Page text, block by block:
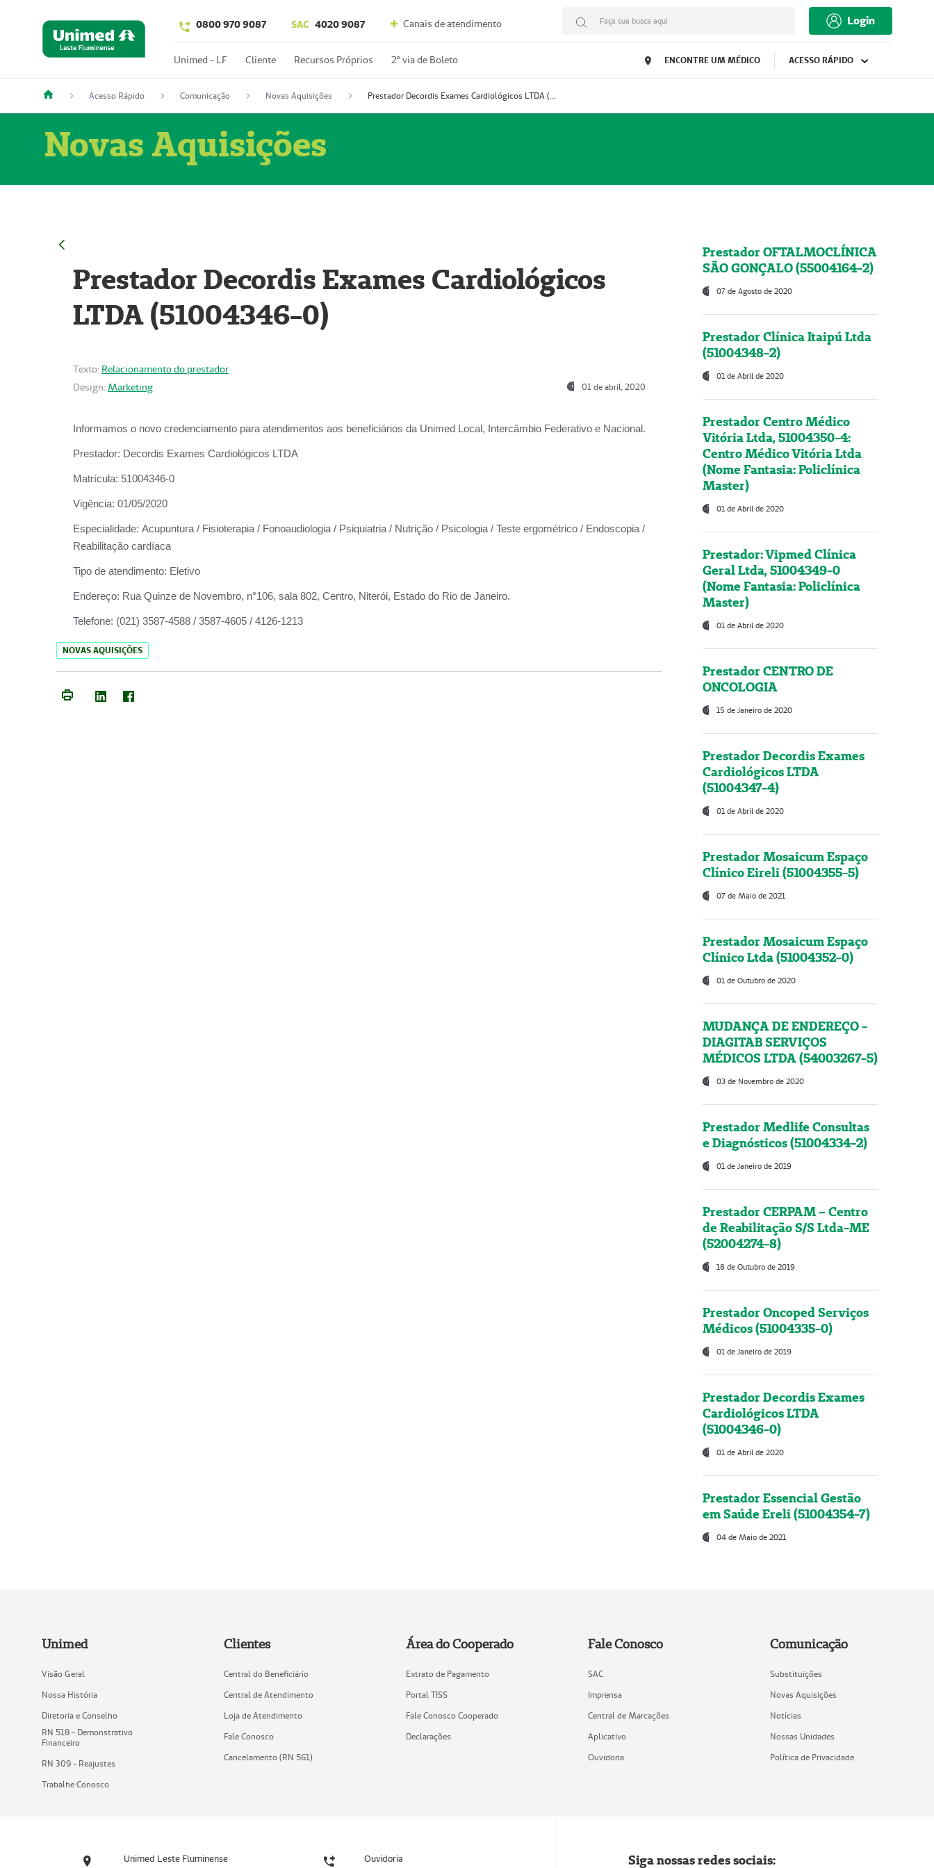
0800 970 9087 SAC 4020 9087 Canais de atendimento Faça sua busca aqui Login
Unimed - LF Cliente Recursos Próprios 2º via de Boleto ENCONTRE UM MÉDICO ACESSO RÁPIDO
Acesso Rápido Comunicação Novas Aquisições Prestador Decordis Exames Cardiológicos LTDA (51004346-0)
Novas Aquisições
Prestador Decordis Exames Cardiológicos
LTDA (51004346-0)
Texto: Relacionamento do prestador
Design: Marketing 01 de abril, 2020
Informamos o novo credenciamento para atendimentos aos beneficiários da Unimed Local, Intercâmbio Federativo e Nacional.
Prestador: Decordis Exames Cardiológicos LTDA
Matrícula: 51004346-0
Vigência: 01/05/2020
Especialidade: Acupuntura / Fisioterapia / Fonoaudiologia / Psiquiatria / Nutrição / Psicologia / Teste ergométrico / Endoscopia /
Reabilitação cardíaca
Tipo de atendimento: Eletivo
Endereço: Rua Quinze de Novembro, n°106, sala 802, Centro, Niterói, Estado do Rio de Janeiro.
Telefone: (021) 3587-4588 / 3587-4605 / 4126-1213
NOVAS AQUISIÇÕES
Prestador OFTALMOCLÍNICA
SÃO GONÇALO (55004164-2)
07 de Agosto de 2020
Prestador Clínica Itaipú Ltda
(51004348-2)
01 de Abril de 2020
Prestador Centro Médico
Vitória Ltda, 51004350-4:
Centro Médico Vitória Ltda
(Nome Fantasia: Policlínica
Master)
01 de Abril de 2020
Prestador: Vipmed Clínica
Geral Ltda, 51004349-0
(Nome Fantasia: Policlínica
Master)
01 de Abril de 2020
Prestador CENTRO DE
ONCOLOGIA
15 de Janeiro de 2020
Prestador Decordis Exames
Cardiológicos LTDA
(51004347-4)
01 de Abril de 2020
Prestador Mosaicum Espaço
Clínico Eireli (51004355-5)
07 de Maio de 2021
Prestador Mosaicum Espaço
Clínico Ltda (51004352-0)
01 de Outubro de 2020
MUDANÇA DE ENDEREÇO -
DIAGITAB SERVIÇOS
MÉDICOS LTDA (54003267-5)
03 de Novembro de 2020
Prestador Medlife Consultas
e Diagnósticos (51004334-2)
01 de Janeiro de 2019
Prestador CERPAM – Centro
de Reabilitação S/S Ltda-ME
(52004274-8)
18 de Outubro de 2019
Prestador Oncoped Serviços
Médicos (51004335-0)
01 de Janeiro de 2019
Prestador Decordis Exames
Cardiológicos LTDA
(51004346-0)
01 de Abril de 2020
Prestador Essencial Gestão
em Saúde Ereli (51004354-7)
04 de Maio de 2021
Unimed
Visão Geral
Nossa História
Diretoria e Conselho
RN 518 - Demonstrativo
Financeiro
RN 309 - Reajustes
Trabalhe Conosco
Clientes
Central do Beneficiário
Central de Atendimento
Loja de Atendimento
Fale Conosco
Cancelamento (RN 561)
Área do Cooperado
Extrato de Pagamento
Portal TISS
Fale Conosco Cooperado
Declarações
Fale Conosco
SAC
Imprensa
Central de Marcações
Aplicativo
Ouvidoria
Comunicação
Substituições
Novas Aquisições
Notícias
Nossas Unidades
Política de Privacidade
Unimed Leste Fluminense Ouvidoria Siga nossas redes sociais: